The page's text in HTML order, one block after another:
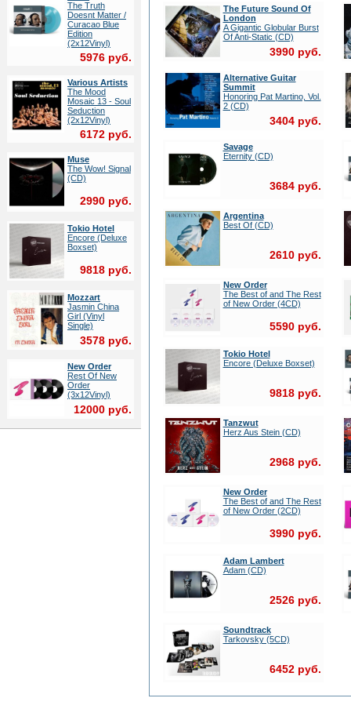
The Truth
Doesnt Matter /
Curacao Blue
Edition
(2x12Vinyl)
5976 руб.
Various Artists
The Mood
Mosaic 13 - Soul
Seduction
(2x12Vinyl)
6172 руб.
Muse
The Wow! Signal
(CD)
2990 руб.
Tokio Hotel
Encore (Deluxe
Boxset)
9818 руб.
Mozzart
Jasmin China
Girl (Vinyl
Single)
3578 руб.
New Order
Rest Of New
Order
(3x12Vinyl)
12000 руб.
The Future Sound Of
London
A Gigantic Globular Burst
Of Anti-Static (CD)
3990 руб.
Alternative Guitar
Summit
Honoring Pat Martino, Vol.
2 (CD)
3404 руб.
Savage
Eternity (CD)
3684 руб.
Argentina
Best Of (CD)
2610 руб.
New Order
The Best of and The Rest
of New Order (4CD)
5590 руб.
Tokio Hotel
Encore (Deluxe Boxset)
9818 руб.
Tanzwut
Herz Aus Stein (CD)
2968 руб.
New Order
The Best of and The Rest
of New Order (2CD)
3990 руб.
Adam Lambert
Adam (CD)
2526 руб.
Soundtrack
Tarkovsky (5CD)
6452 руб.